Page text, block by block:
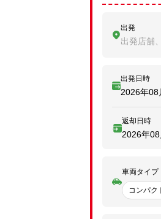
出発
出発店舗
出発日時
2026年08
返却日時
2026年
車両タイプ
コンパク